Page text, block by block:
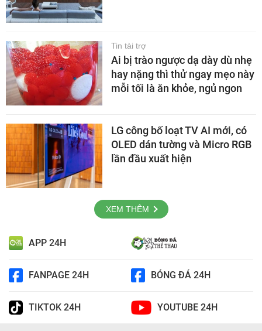
Tin tài trợ
Ai bị trào ngược dạ dày dù nhẹ
hay nặng thì thử ngay mẹo này
mỗi tối là ăn khỏe, ngủ ngon
LG công bố loạt TV AI mới, có
OLED dán tường và Micro RGB
lần đầu xuất hiện
XEM THÊM
APP 24H
FANPAGE 24H BÓNG ĐÁ 24H
TIKTOK 24H YOUTUBE 24H